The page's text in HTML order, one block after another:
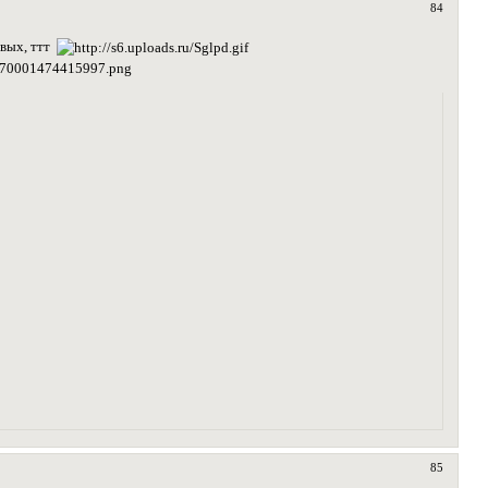
84
ттт
85